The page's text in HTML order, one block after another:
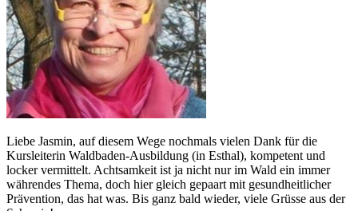
Liebe Jasmin, auf diesem Wege nochmals vielen Dank für die
Kursleiterin Waldbaden-Ausbildung (in Esthal), kompetent und
locker vermittelt. Achtsamkeit ist ja nicht nur im Wald ein immer
währendes Thema, doch hier gleich gepaart mit gesundheitlicher
Prävention, das hat was. Bis ganz bald wieder, viele Grüsse aus der